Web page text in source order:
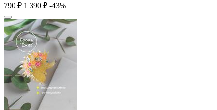
‍790‍ ₽ 1 390 ₽ -43%